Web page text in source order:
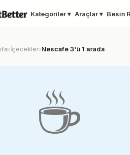
Kategoriler ▾ Araçlar ▾ Besin
›İçecekler›Nescafe 3'ü 1 arada
☕️